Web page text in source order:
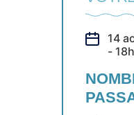
14
-